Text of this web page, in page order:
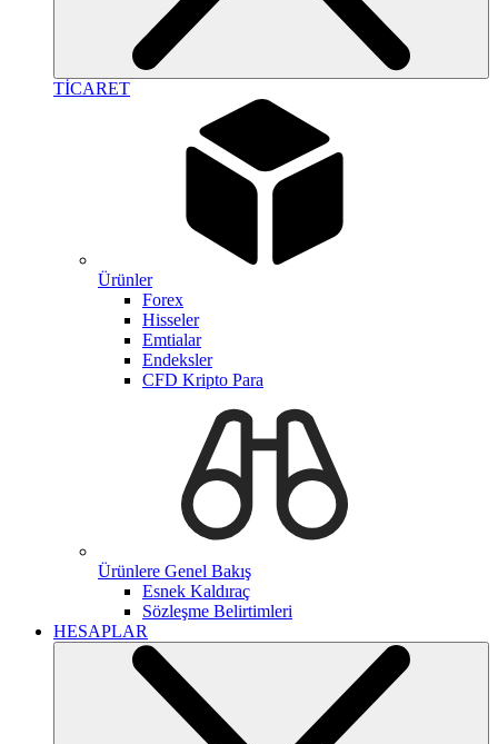
TİCARET
Ürünler
Forex
Hisseler
Emtialar
Endeksler
CFD Kripto Para
Ürünlere Genel Bakış
Esnek Kaldıraç
Sözleşme Belirtimleri
HESAPLAR